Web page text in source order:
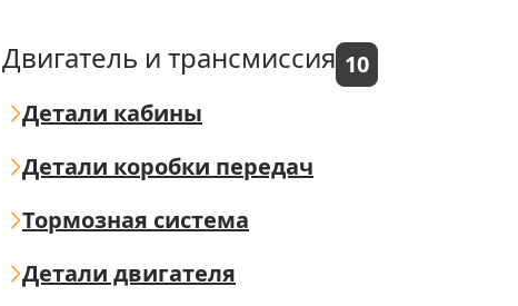
Двигатель и трансмиссия 10
Детали кабины
Детали коробки передач
Тормозная система
Детали двигателя